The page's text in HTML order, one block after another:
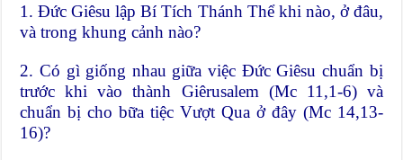
1. Đức Giêsu lập Bí Tích Thánh Thể khi nào, ở đâu,
và trong khung cảnh nào?
2. Có gì giống nhau giữa việc Đức Giêsu chuẩn bị
trước khi vào thành Giêrusalem (Mc 11,1-6) và
chuẩn bị cho bữa tiệc Vượt Qua ở đây (Mc 14,13-
16)?